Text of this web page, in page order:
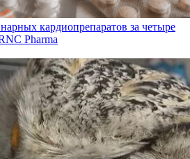
кардиопрепаратов за четыре
Pharma